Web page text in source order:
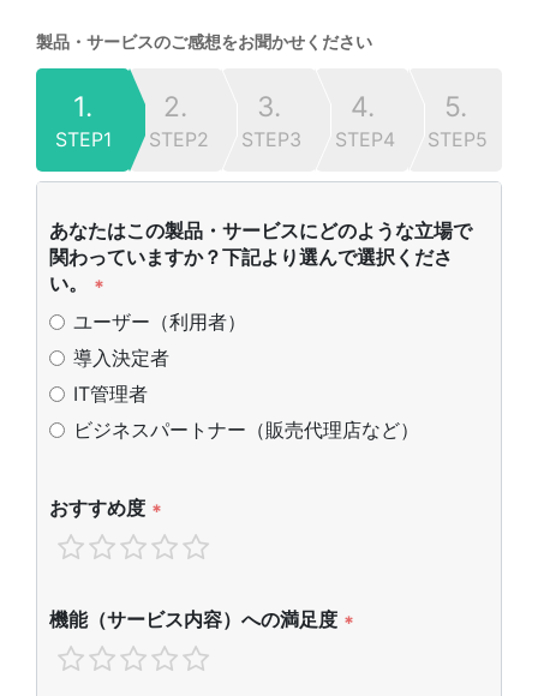
製品・サービスのご感想をお聞かせください
1.
STEP1
2.
STEP2
3.
STEP3
4.
STEP4
5.
STEP5
あなたはこの製品・サービスにどのような立場で
関わっていますか？下記より選んで選択くださ
い。
*
ユーザー（利用者）
導入決定者
IT管理者
ビジネスパートナー（販売代理店など）
おすすめ度 *
機能（サービス内容）への満足度 *